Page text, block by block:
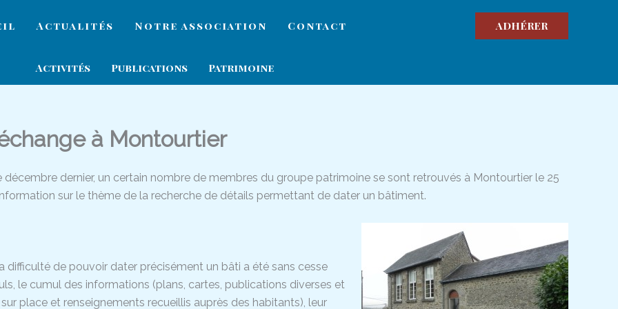
Actualités Notre association Contact ADHÉRER
Activités Publications Patrimoine
à Montourtier
décembre dernier, un certain nombre de membres du groupe patrimoine se sont retrouvés à Montourtier le 25
sur le thème de la recherche de détails permettant de dater un bâtiment.
difficulté de pouvoir dater précisément un bâti a été sans cesse
le cumul des informations (plans, cartes, publications diverses et
place et renseignements recueillis auprès des habitants), leur